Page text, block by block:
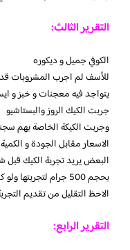
التقرير الثالث:
الكوفي جميل و ديكوره
للأسف لم اجرب المشروبات قد
يتواجد فيه معجنات و خبز و
جربت الكيك الروز والبستاشيو
وجربت الكيكة الخاصة بهم
الاسعار مقابل الجودة و الكمية
البعض يريد تجربة الكيك قبل
بحجم 500 جرام لتجربتها ولو كان هناك كيكات اقل حجما وسعرا لكان افضل
الاحظ التقليل من تقديم
التقرير الرابع: